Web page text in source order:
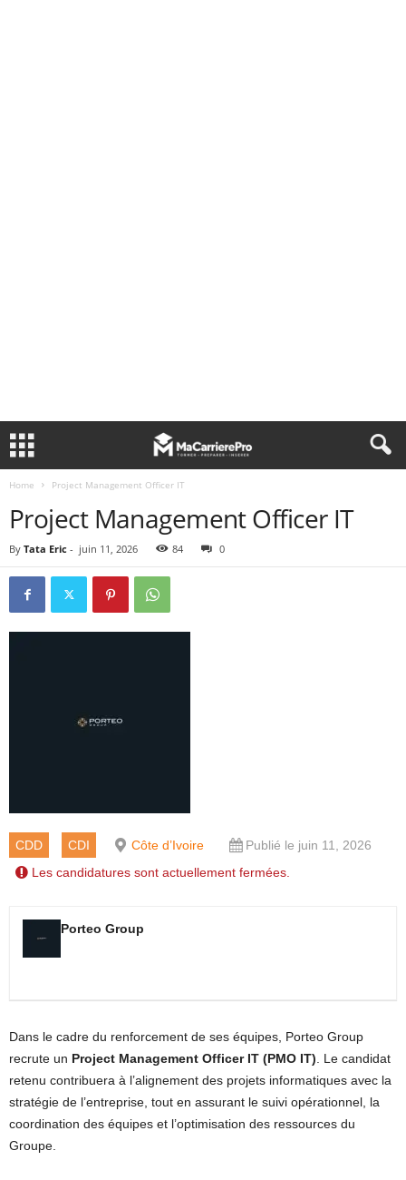
Home Project Management Officer IT
Project Management Officer IT
By Tata Eric - juin 11, 2026 84 0
CDD CDI Côte d’Ivoire
Publié le juin 11, 2026
Les candidatures sont actuellement fermées.
Porteo Group
Dans le cadre du renforcement de ses équipes, Porteo Group
recrute un Project Management Officer IT (PMO IT) . Le candidat
retenu contribuera à l’alignement des projets informatiques avec la
stratégie de l’entreprise, tout en assurant le suivi opérationnel, la
coordination des équipes et l’optimisation des ressources du
Groupe.